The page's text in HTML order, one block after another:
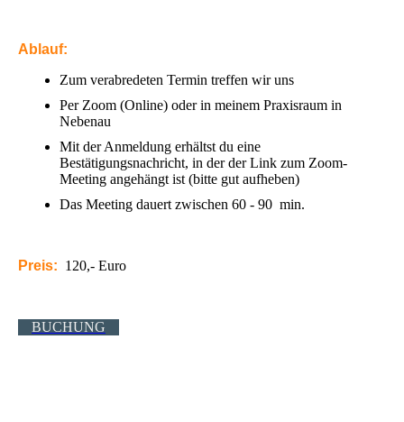
Ablauf:
Zum verabredeten Termin treffen wir uns
Per Zoom (Online) oder in meinem Praxisraum in
Nebenau
Mit der Anmeldung erhältst du eine
Bestätigungsnachricht, in der der Link zum Zoom-
Meeting angehängt ist (bitte gut aufheben)
Das Meeting dauert zwischen 60 - 90 min.
Preis: 120,- Euro
BUCHUNG